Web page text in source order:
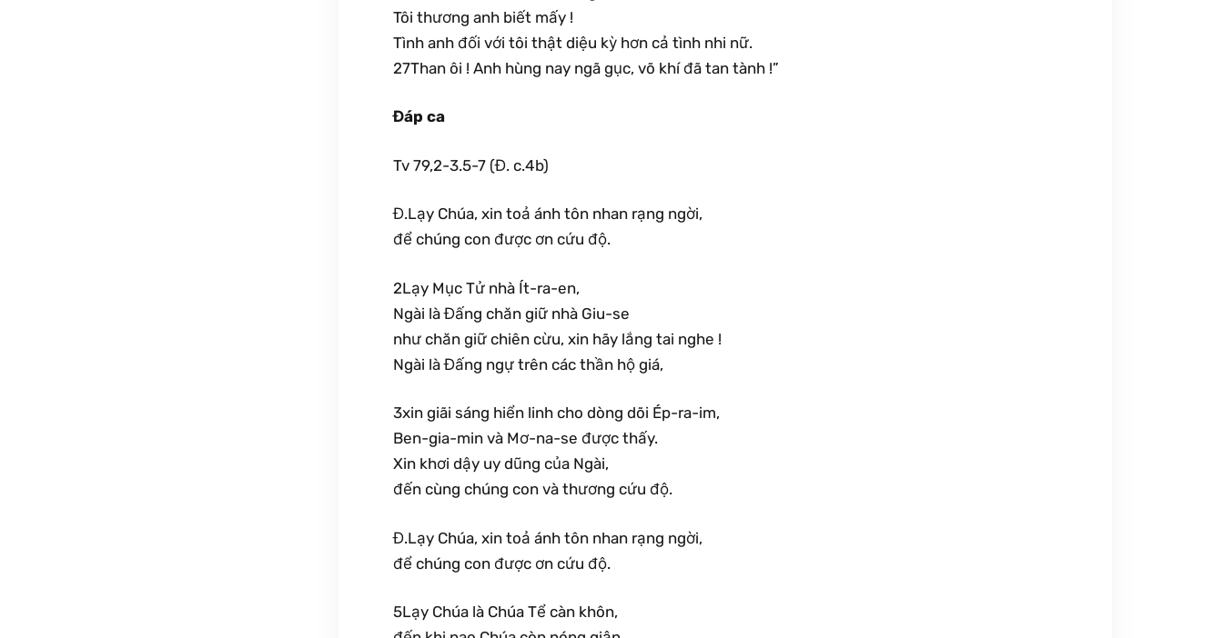
Tôi thương anh biết mấy !
Tình anh đối với tôi thật diệu kỳ hơn cả tình nhi nữ.
27Than ôi ! Anh hùng nay ngã gục, võ khí đã tan tành !”
Đáp ca
Tv 79,2-3.5-7 (Đ. c.4b)
Đ.Lạy Chúa, xin toả ánh tôn nhan rạng ngời,
để chúng con được ơn cứu độ.
2Lạy Mục Tử nhà Ít-ra-en,
Ngài là Đấng chăn giữ nhà Giu-se
như chăn giữ chiên cừu, xin hãy lắng tai nghe !
Ngài là Đấng ngự trên các thần hộ giá,
3xin giãi sáng hiển linh cho dòng dõi Ép-ra-im,
Ben-gia-min và Mơ-na-se được thấy.
Xin khơi dậy uy dũng của Ngài,
đến cùng chúng con và thương cứu độ.
Đ.Lạy Chúa, xin toả ánh tôn nhan rạng ngời,
để chúng con được ơn cứu độ.
5Lạy Chúa là Chúa Tể càn khôn,